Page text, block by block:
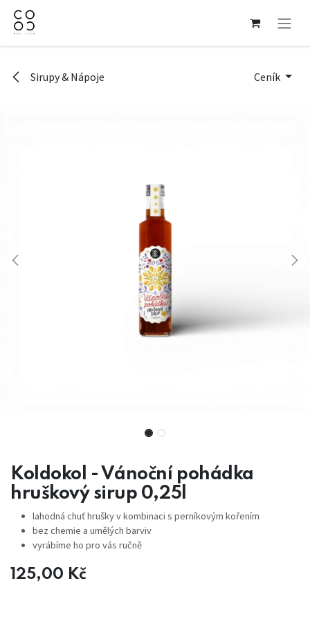
Přejít na obsah
Sirupy & Nápoje Ceník
Koldokol - Vánoční pohádka
hruškový sirup 0,25l
lahodná chuť hrušky v kombinaci s perníkovým kořením
bez chemie a umělých barviv
vyrábíme ho pro vás ručně
125,00 Kč